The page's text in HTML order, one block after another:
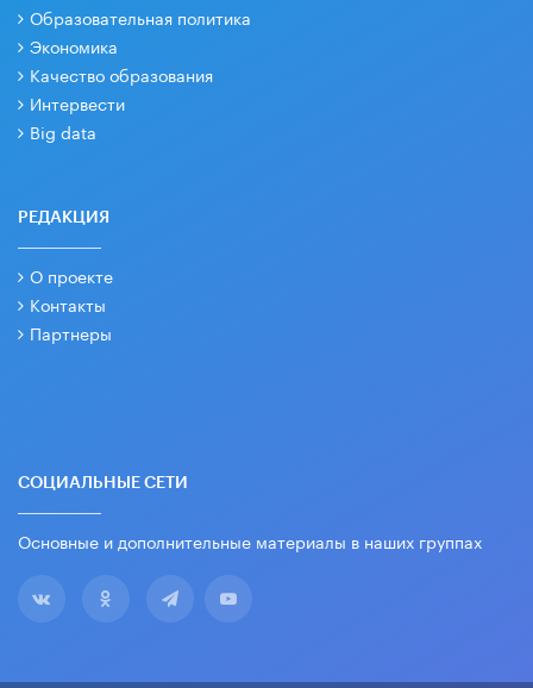
Образовательная политика
Экономика
Качество образования
Интервести
Big data
РЕДАКЦИЯ
О проекте
Контакты
Партнеры
СОЦИАЛЬНЫЕ СЕТИ
Основные и дополнительные материалы в наших группах